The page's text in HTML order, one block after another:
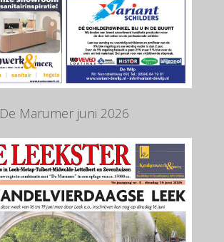
De Marumer juni 2026